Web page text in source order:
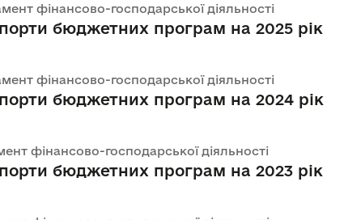
фінансово-господарської діяльності
бюджетних програм на 2025 рік
фінансово-господарської діяльності
бюджетних програм на 2024 рік
фінансово-господарської діяльності
бюджетних програм на 2023 рік